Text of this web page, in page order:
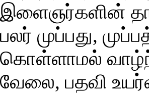
இளைஞர்களின்
பலர் முப்பது,
கொள்ளாமல்
வேலை, பதவி